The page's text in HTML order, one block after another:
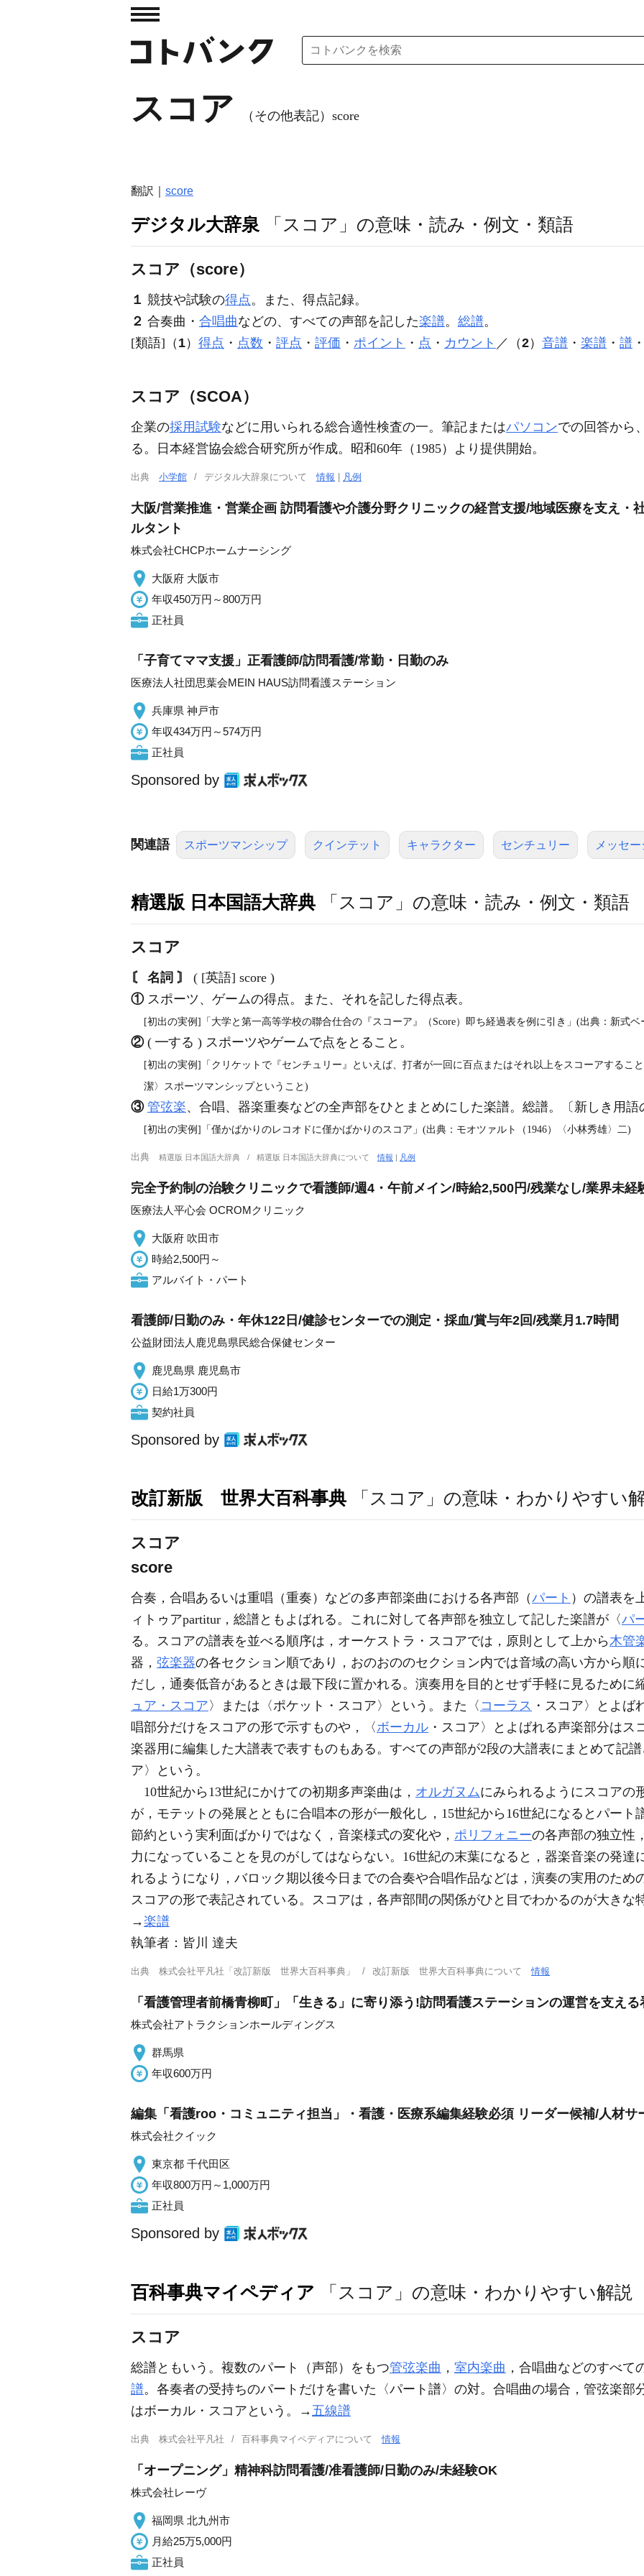
スコア （その他表記）score
翻訳｜ score
デジタル大辞泉 「スコア」の意味・読み・例文・類語
スコア（score）
１ 競技や試験の得点。また、得点記録。
２ 合奏曲・ 合唱曲などの、すべての声部を記した楽譜。 総譜。
[類語]（ 1） 得点 ・ 点数 ・ 評点 ・ 評価 ・ ポイント ・ 点 ・ カウント ／（2） 音譜 ・ 楽譜 ・ 譜
スコア（SCOA）
企業の採用試験などに用いられる総合適性検査の一。筆記またはパソコンでの回答から
る。日本経営協会総合研究所が作成。昭和60年（1985）より提供開始。
出典 小学館 デジタル大辞泉について情報 凡例
大阪/営業推進・営業企画 訪問看護や介護分野クリニックの経営支援/地域医療を支え・
ルタント
株式会社CHCPホームナーシング
大阪府 大阪市
年収450万円～800万円
正社員
「子育てママ支援」正看護師/訪問看護/常勤・日勤のみ
医療法人社団思葉会MEIN HAUS訪問看護ステーション
兵庫県 神戸市
年収434万円～574万円
正社員
Sponsored by
関連語 スポーツマンシップ クインテット キャラクター センチュリー メッセー
精選版 日本国語大辞典 「スコア」の意味・読み・例文・類語
スコア
〘 名詞 〙
( [英語] score )
①スポーツ、ゲームの得点。また、それを記した得点表。
[初出の実例]「大学と第一高等学校の聯合仕合の『スコーア』（Score）即ち経過表を例に引き」(出典：新式
②( ━する ) スポーツやゲームで点をとること。
[初出の実例]「クリケットで『センチュリー』といえば、打者が一回に百点またはそれ以上をスコーアするこ
潔〉スポーツマンシップということ)
③ 管弦楽、合唱、器楽重奏などの全声部をひとまとめにした楽譜。総譜。〔新しき用語
[初出の実例]「僅かばかりのレコオドに僅かばかりのスコア」(出典：モオツァルト（1946）〈小林秀雄〉二)
出典 精選版 日本国語大辞典 精選版 日本国語大辞典について情報 | 凡例
完全予約制の治験クリニックで看護師/週4・午前メイン/時給2,500円/残業なし/業界未経
医療法人平心会 OCROMクリニック
大阪府 吹田市
時給2,500円～
アルバイト・パート
看護師/日勤のみ・年休122日/健診センターでの測定・採血/賞与年2回/残業月1.7時間
公益財団法人鹿児島県民総合保健センター
鹿児島県 鹿児島市
日給1万300円
契約社員
Sponsored by
改訂新版 世界大百科事典 「スコア」の意味・わかりやすい
スコア
score
合奏，合唱あるいは重唱（重奏）などの多声部楽曲における各声部（パート ）の譜表を
ィトゥアpartitur，総譜ともよばれる。これに対して各声部を独立して記した楽譜が〈パ
る。スコアの譜表を並べる順序は，オーケストラ・スコアでは，原則として上から木管
器， 弦楽器の各セクション順であり，おのおののセクション内では音域の高い方から順
だし，通奏低音があるときは最下段に置かれる。演奏用を目的とせず手軽に見るために
ュア・スコア 〉または〈ポケット・スコア〉という。また〈 コーラス ・スコア〉とよば
唱部分だけをスコアの形で示すものや，〈 ボーカル ・スコア〉とよばれる声楽部分は
楽器用に編集した大譜表で表すものもある。すべての声部が2段の大譜表にまとめて記
ア〉という。
10世紀から13世紀にかけての初期多声楽曲は， オルガヌムにみられるようにスコアの
が，モテットの発展とともに合唱本の形が一般化し，15世紀から16世紀になるとパート
節約という実利面ばかりではなく，音楽様式の変化や， ポリフォニーの各声部の独立性
力になっていることを見のがしてはならない。16世紀の末葉になると，器楽音楽の発達
れるようになり，バロック期以後今日までの合奏や合唱作品などは，演奏の実用のため
スコアの形で表記されている。スコアは，各声部間の関係がひと目でわかるのが大きな
→楽譜
執筆者： 皆川 達夫
出典 株式会社平凡社「改訂新版 世界大百科事典」 改訂新版 世界大百科事典について情報
「看護管理者前橋青柳町」「生きる」に寄り添う!訪問看護ステーションの運営を支え
株式会社アトラクションホールディングス
群馬県
年収600万円
編集「看護roo・コミュニティ担当」・看護・医療系編集経験必須 リーダー候補/人材サ
株式会社クイック
東京都 千代田区
年収800万円～1,000万円
正社員
Sponsored by
百科事典マイペディア 「スコア」の意味・わかりやすい解説
スコア
総譜ともいう。複数のパート（声部）をもつ管弦楽曲 ， 室内楽曲 ，合唱曲などのすべ
譜。各奏者の受持ちのパートだけを書いた〈パート譜〉の対。合唱曲の場合，管弦楽部
はボーカル・スコアという。→ 五線譜
出典 株式会社平凡社 百科事典マイペディアについて情報
「オープニング」精神科訪問看護/准看護師/日勤のみ/未経験OK
株式会社レーヴ
福岡県 北九州市
月給25万5,000円
正社員